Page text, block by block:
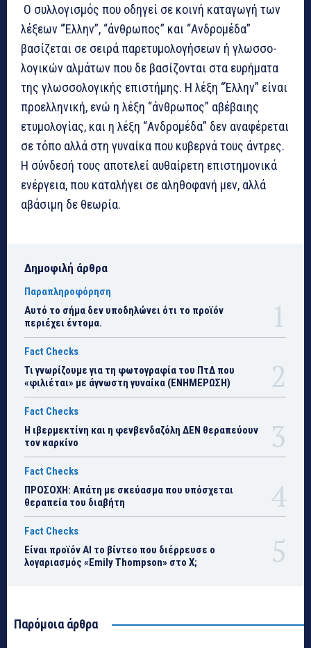
Ο συλλογισμός που οδηγεί σε κοινή καταγωγή των
λέξεων “Έλλην”, “άνθρωπος” και “Ανδρομέδα”
βασίζεται σε σειρά παρετυμολογήσεων ή γλωσσο-
λογικών αλμάτων που δε βασίζονται στα ευρήματα
της γλωσσολογικής επιστήμης. Η λέξη “Έλλην” είναι
προελληνική, ενώ η λέξη “άνθρωπος” αβέβαιης
ετυμολογίας, και η λέξη “Ανδρομέδα” δεν αναφέρεται
σε τόπο αλλά στη γυναίκα που κυβερνά τους άντρες.
Η σύνδεσή τους αποτελεί αυθαίρετη επιστημονικά
ενέργεια, που καταλήγει σε αληθοφανή μεν, αλλά
αβάσιμη δε θεωρία.
Δημοφιλή άρθρα
Παραπληροφόρηση
Αυτό το σήμα δεν υποδηλώνει ότι το προϊόν
περιέχει έντομα.
Fact Checks
Τι γνωρίζουμε για τη φωτογραφία του ΠτΔ που
«φιλιέται» με άγνωστη γυναίκα (ΕΝΗΜΕΡΩΣΗ)
Fact Checks
Η ιβερμεκτίνη και η φενβενδαζόλη ΔΕΝ θεραπεύουν
τον καρκίνο
Fact Checks
ΠΡΟΣΟΧΗ: Απάτη με σκεύασμα που υπόσχεται
θεραπεία του διαβήτη
Fact Checks
Είναι προϊόν ΑΙ το βίντεο που διέρρευσε ο
λογαριασμός «Emily Thompson» στο Χ;
Παρόμοια άρθρα